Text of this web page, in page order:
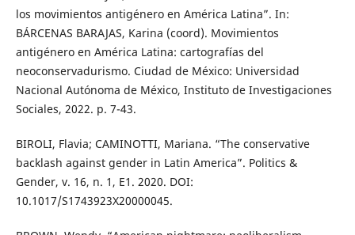
los movimientos antigénero en América Latina”. In:
BÁRCENAS BARAJAS, Karina (coord). Movimientos
antigénero en América Latina: cartografías del
neoconservadurismo. Ciudad de México: Universidad
Nacional Autónoma de México, Instituto de Investigaciones
Sociales, 2022. p. 7-43.
BIROLI, Flavia; CAMINOTTI, Mariana. “The conservative
backlash against gender in Latin America”. Politics &
Gender, v. 16, n. 1, E1. 2020. DOI:
10.1017/S1743923X20000045.